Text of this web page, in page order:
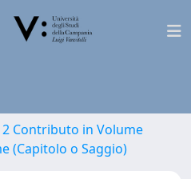
2 Contributo in Volume
(Capitolo o Saggio)